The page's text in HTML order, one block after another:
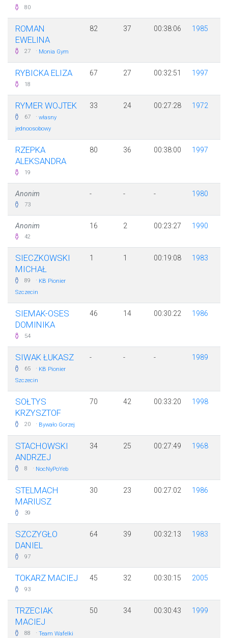
80
ROMAN
EWELINA
27 · Monia Gym
82 37 00:38:06 1985
RYBICKA ELIZA
18
67 27 00:32:51 1997
RYMER WOJTEK
67 · własny
jednoosobowy
33 24 00:27:28 1972
RZEPKA
ALEKSANDRA
19
80 36 00:38:00 1997
Anonim
73
- - - 1980
Anonim
42
16 2 00:23:27 1990
SIECZKOWSKI
MICHAŁ
89 · KB Pionier
Szczecin
1 1 00:19:08 1983
SIEMAK-OSES
DOMINIKA
54
46 14 00:30:22 1986
SIWAK ŁUKASZ
65 · KB Pionier
Szczecin
- - - 1989
SOŁTYS
KRZYSZTOF
20 · Bywało Gorzej
70 42 00:33:20 1998
STACHOWSKI
ANDRZEJ
8 · NocNyPoYeb
34 25 00:27:49 1968
STELMACH
MARIUSZ
39
30 23 00:27:02 1986
SZCZYGŁO
DANIEL
97
64 39 00:32:13 1983
TOKARZ MACIEJ
93
45 32 00:30:15 2005
TRZECIAK
MACIEJ
88 · Team Wafelki
50 34 00:30:43 1999